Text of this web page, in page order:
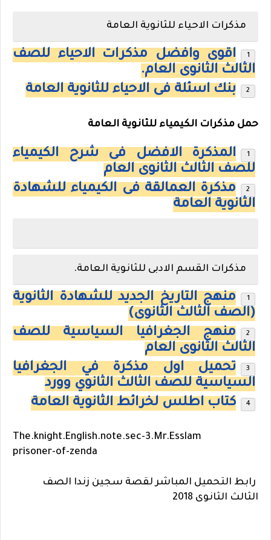
مذكرات الاحياء للثانوية العامة
اقوى وافضل مذكرات الاحياء للصف
الثالث الثانوى العام.
بنك اسئلة فى الاحياء للثانوية العامة
حمل مذكرات الكيمياء للثانوية العامة
المذكرة الافضل فى شرح الكيمياء
للصف الثالث الثانوى العام
مذكرة العمالقة فى الكيمياء للشهادة
الثانوية العامة
مذكرات القسم الادبى للثانوية العامة.
منهج التاريخ الجديد للشهادة الثانوية
(الصف الثالث الثانوى)
منهج الجغرافيا السياسية للصف
الثالث الثانوى العام
تحميل اول مذكرة في الجغرافيا
السياسية للصف الثالث الثانوي وورد
كتاب اطلس لخرائط الثانوية العامة
The.knight.English.note.sec-3.Mr.Esslam
prisoner-of-zenda
رابط التحميل المباشر لقصة سجين زندا الصف
الثالث الثانوى 2018